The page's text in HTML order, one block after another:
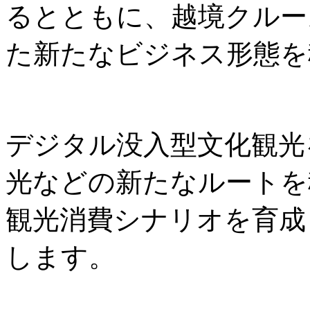
るとともに、越境クル
た新たなビジネス形態
デジタル没入型文化観
光などの新たなルート
観光消費シナリオを育
します。